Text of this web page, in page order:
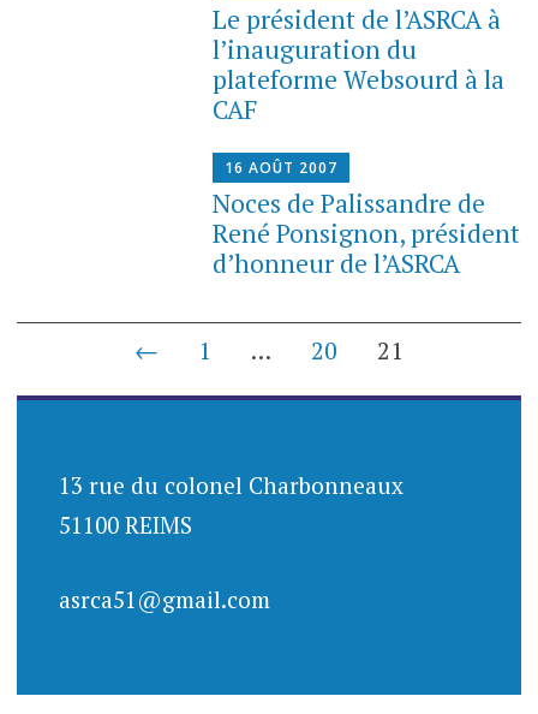
Le président de l’ASRCA à
l’inauguration du
plateforme Websourd à la
CAF
16 AOÛT 2007
Noces de Palissandre de
René Ponsignon, président
d’honneur de l’ASRCA
Navigation
des
← 1 … 20 21
13 rue du colonel Charbonneaux
51100 REIMS
asrca51@gmail.com